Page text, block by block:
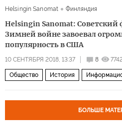
Helsingin Sanomat
Финляндия
Helsingin Sanomat:
Зимней войне завоевал
популярность в США
10 СЕНТЯБРЯ 2018, 13:37 8
Общество История
Зимняя война 1939-1940 гг
БОЛЬШЕ